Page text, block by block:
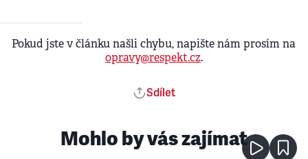
Pokud jste v článku našli chybu, napište nám prosím na
opravy@respekt.cz.
Sdílet
Mohlo by vás zajímat